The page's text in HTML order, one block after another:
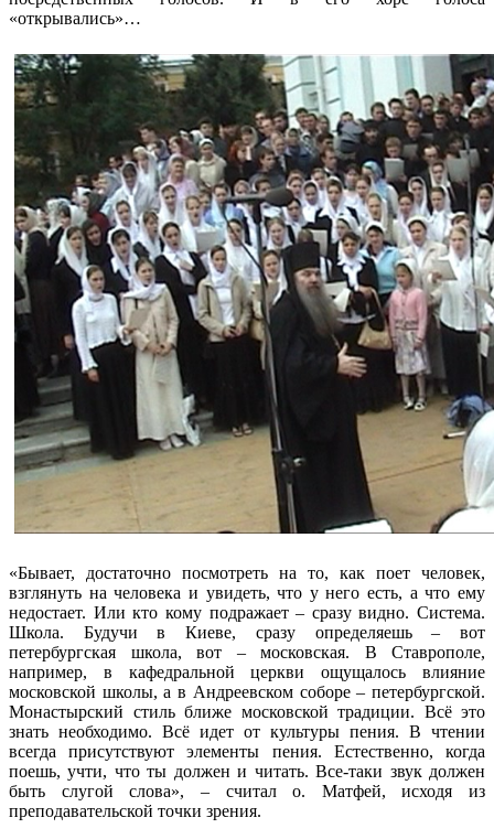
«открывались»…
«Бывает, достаточно посмотреть на то, как поет человек,
взглянуть на человека и увидеть, что у него есть, а что ему
недостает. Или кто кому подражает – сразу видно. Система.
Школа. Будучи в Киеве, сразу определяешь – вот
петербургская школа, вот – московская. В Ставрополе,
например, в кафедральной церкви ощущалось влияние
московской школы, а в Андреевском соборе – петербургской.
Монастырский стиль ближе московской традиции. Всё это
знать необходимо. Всё идет от культуры пения. В чтении
всегда присутствуют элементы пения. Естественно, когда
поешь, учти, что ты должен и читать. Все-таки звук должен
быть слугой слова», – считал о. Матфей, исходя из
преподавательской точки зрения.